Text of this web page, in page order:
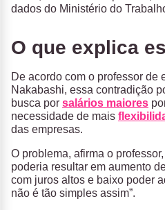
dados do Ministério do
O que explica
De acordo com o professor de
Nakabashi, essa contradição
busca por salários maiores
necessidade de mais
das empresas.
O problema, afirma o
poderia resultar em aumento
com juros altos e baixo poder
não é tão simples assim”.